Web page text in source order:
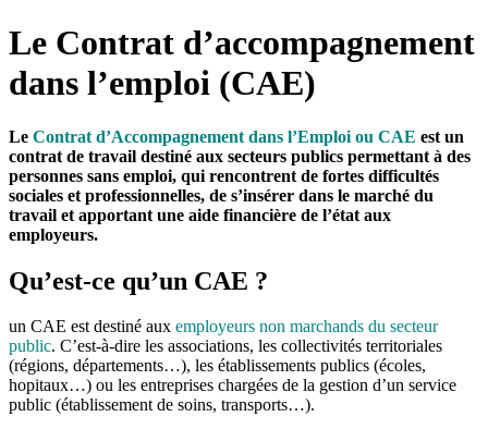
Le Contrat d’accompagnement
dans l’emploi (CAE)
Le Contrat d’Accompagnement dans l’Emploi ou CAE est un
contrat de travail destiné aux secteurs publics permettant à des
personnes sans emploi, qui rencontrent de fortes difficultés
sociales et professionnelles, de s’insérer dans le marché du
travail et apportant une aide financière de l’état aux
employeurs.
Qu’est-ce qu’un CAE ?
un CAE est destiné aux employeurs non marchands du secteur
public. C’est-à-dire les associations, les collectivités territoriales
(régions, départements…), les établissements publics (écoles,
hopitaux…) ou les entreprises chargées de la gestion d’un service
public (établissement de soins, transports…).